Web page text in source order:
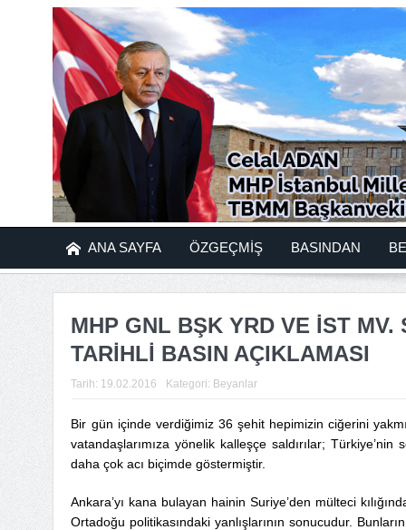
ANA SAYFA ÖZGEÇMİŞ BASINDAN
MHP GNL BŞK YRD VE İST MV.
TARİHLİ BASIN AÇIKLAMASI
Tarih: 19.02.2016 Kategori: Beyanlar
Bir gün içinde verdiğimiz 36 şehit hepimizin ciğerini
vatandaşlarımıza yönelik kalleşçe saldırılar;
daha çok acı biçimde göstermiştir.
Ankara’yı kana bulayan hainin Suriye’den mülteci
Ortadoğu politikasındaki yanlışlarının sonucudur.